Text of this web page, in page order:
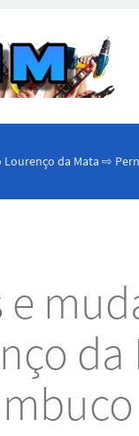
Lourenço da Mata ⇨
e